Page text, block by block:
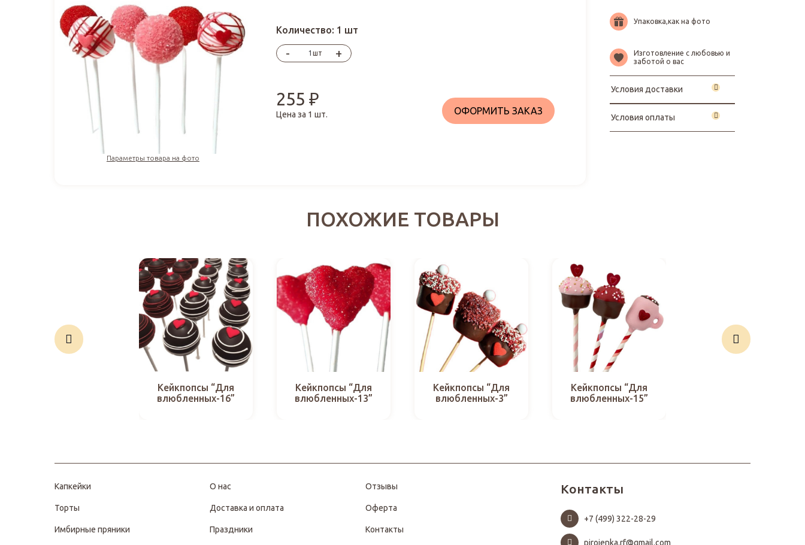
Параметры товара на фото
Количество: 1 шт
- шт +
255₽
Цена за 1 шт. ОФОРМИТЬ ЗАКАЗ
Упаковка,как на фото
Изготовление с любовью и
заботой о вас
Условия доставки
Условия оплаты
ПОХОЖИЕ ТОВАРЫ
Кейкпопсы “Для
влюбленных-16”
Кейкпопсы “Для
влюбленных-13”
Кейкпопсы “Для
влюбленных-3”
Кейкпопсы “Для
влюбленных-15”
Капкейки
Торты
Имбирные пряники
О нас
Доставка и оплата
Праздники
Отзывы
Оферта
Контакты
Контакты
+7 (499) 322-28-29
pirojenka.rf@gmail.com